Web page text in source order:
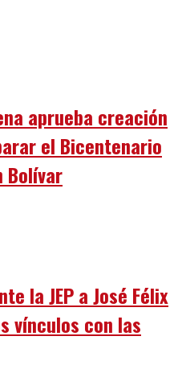
aprueba creación
el Bicentenario
Bolívar
la JEP a José Félix
vínculos con las